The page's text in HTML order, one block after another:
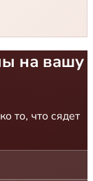
на вашу
то, что сядет